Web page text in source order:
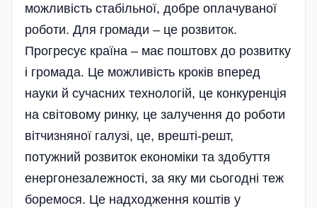
можливість стабільної, добре оплачуваної
роботи. Для громади – це розвиток.
Прогресує країна – має поштовх до розвитку
і громада. Це можливість кроків вперед
науки й сучасних технологій, це конкуренція
на світовому ринку, це залучення до роботи
вітчизняної галузі, це, врешті-решт,
потужний розвиток економіки та здобуття
енергонезалежності, за яку ми сьогодні теж
боремося. Це надходження коштів у